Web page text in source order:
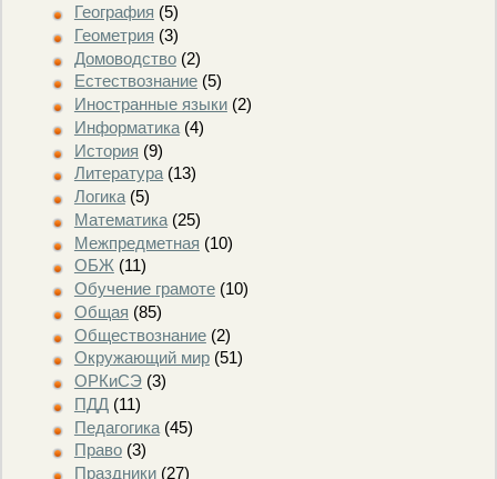
География (5)
Геометрия (3)
Домоводство(2)
Естествознание(5)
Иностранные языки(2)
Информатика(4)
История (9)
Литература(13)
Логика(5)
Математика(25)
Межпредметная (10)
ОБЖ(11)
Обучение грамоте(10)
Общая (85)
Обществознание(2)
Окружающий мир(51)
ОРКиСЭ(3)
ПДД (11)
Педагогика(45)
Право(3)
Праздники(27)